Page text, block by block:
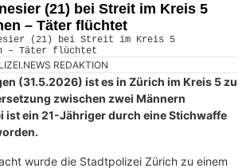
(21) bei Streit im Kreis 5
– Täter flüchtet
REDAKTION
(31.5.2026) ist es in Zürich im Kreis 5 zu
zwischen zwei Männern
ist ein 21-Jähriger durch eine Stichwaffe
wurde die Stadtpolizei Zürich zu einem